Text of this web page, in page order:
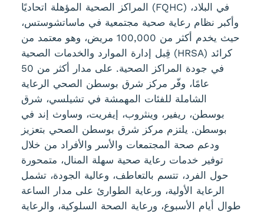
المراكز الصحية المؤهلة اتحاديًا (FQHC) في البلاد،
وأكبر نظام رعاية صحية مجتمعية في ماساتشوستس،
حيث يخدم أكثر من 100,000 مريض، وهو معتمد من
قِبل إدارة الموارد والخدمات الصحية (HRSA) كرائد
في جودة المراكز الصحية. على مدار أكثر من 50
عامًا، وفّر مركز شرق بوسطن الصحي الرعاية
الشاملة للفئات المهمشة في تشيلسي، شرق
بوسطن، ريفير، وينثروب، إيفريت، وساوث إند في
بوسطن. يلتزم مركز شرق بوسطن الصحي بتعزيز
ودعم صحة المجتمعات والأسر والأفراد من خلال
توفير خدمات رعاية صحية سهلة المنال، متمحورة
حول الفرد، تتسم بالتعاطف، وعالية الجودة، تشمل
الرعاية الأولية، ورعاية الطوارئ على مدار الساعة
طوال أيام الأسبوع، ورعاية الصحة السلوكية، والرعاية